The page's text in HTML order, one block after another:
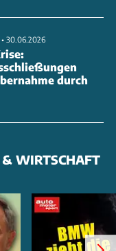
• 30.06.2026
durch
WIRTSCHAFT